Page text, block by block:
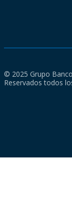
© 2025 Grupo
Reservados todos